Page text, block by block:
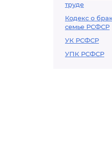
труде
Кодекс о
семье РСФСР
УК РСФСР
УПК РСФСР